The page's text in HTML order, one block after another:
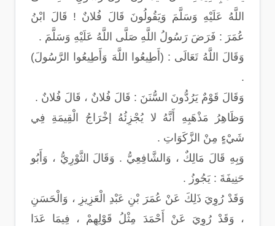
اللَّهُ عَلَيْهِ وَسَلَّمَ وَيَقُولُونَ قَالَ فُلانٌ ! قَالَ ابْنُ
عُمَرَ : فَرَضَ رَسُولُ اللَّهِ صَلَّى اللَّهُ عَلَيْهِ وَسَلَّمَ .
وَقَالَ اللَّهُ تَعَالَى : (أَطِيعُوا اللَّهَ وَأَطِيعُوا الرَّسُولَ)
.
وَقَالَ قَوْمٌ يَرُدُّونَ السُّنَنَ : قَالَ فُلانٌ ، قَالَ فُلانٌ .
وَظَاهِرُ مَذْهَبِهِ أَنَّهُ لا يُجْزِئُهُ إخْرَاجُ الْقِيمَةِ فِي
شَيْءٍ مِنْ الزَّكَوَاتِ .
وَبِهِ قَالَ مَالِكٌ ، وَالشَّافِعِيُّ . وَقَالَ الثَّوْرِيُّ ، وَأَبُو
حَنِيفَةَ : يَجُوزُ .
وَقَدْ رُوِيَ ذَلِكَ عَنْ عُمَرَ بْنِ عَبْدِ الْعَزِيزِ ، وَالْحَسَنِ
، وَقَدْ رُوِيَ عَنْ أَحْمَدَ مِثْلُ قَوْلِهِمْ ، فِيمَا عَدَا